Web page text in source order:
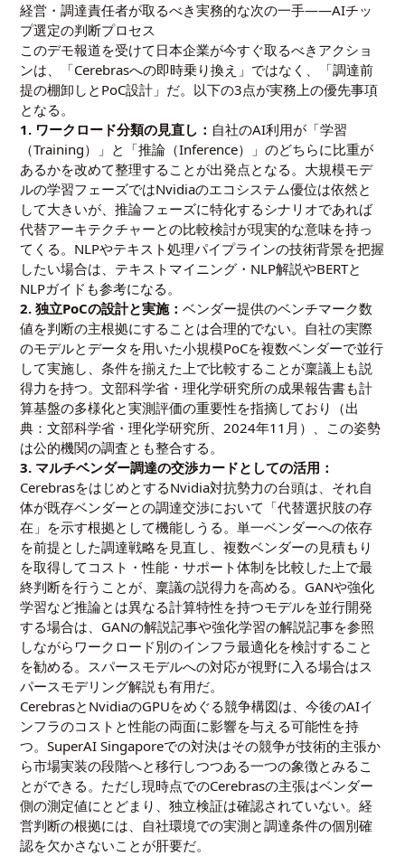
経営・調達責任者が取るべき実務的な次の一手——AIチッ
プ選定の判断プロセス
このデモ報道を受けて日本企業が今すぐ取るべきアクショ
ンは、「Cerebrasへの即時乗り換え」ではなく、「調達前
提の棚卸しとPoC設計」だ。以下の3点が実務上の優先事項
となる。
1. ワークロード分類の見直し： 自社のAI利用が「学習
（Training）」と「推論（Inference）」のどちらに比重が
あるかを改めて整理することが出発点となる。大規模モデ
ルの学習フェーズではNvidiaのエコシステム優位は依然と
して大きいが、推論フェーズに特化するシナリオであれば
代替アーキテクチャーとの比較検討が現実的な意味を持っ
てくる。NLPやテキスト処理パイプラインの技術背景を把握
したい場合は、 テキストマイニング・NLP解説やBERTと
NLPガイド も参考になる。
2. 独立PoCの設計と実施：ベンダー提供のベンチマーク数
値を判断の主根拠にすることは合理的でない。自社の実際
のモデルとデータを用いた小規模PoCを複数ベンダーで並行
して実施し、条件を揃えた上で比較することが稟議上も説
得力を持つ。文部科学省・理化学研究所の成果報告書も計
算基盤の多様化と実測評価の重要性を指摘しており（出
典：文部科学省・理化学研究所、2024年11月 ）、この姿勢
は公的機関の調査とも整合する。
3. マルチベンダー調達の交渉カードとしての活用：
CerebrasをはじめとするNvidia対抗勢力の台頭は、それ自
体が既存ベンダーとの調達交渉において「代替選択肢の存
在」を示す根拠として機能しうる。単一ベンダーへの依存
を前提とした調達戦略を見直し、複数ベンダーの見積もり
を取得してコスト・性能・サポート体制を比較した上で最
終判断を行うことが、稟議の説得力を高める。GANや強化
学習など推論とは異なる計算特性を持つモデルを並行開発
する場合は、 GANの解説記事や強化学習の解説記事を参照
しながらワークロード別のインフラ最適化を検討すること
を勧める。スパースモデルへの対応が視野に入る場合はス
パースモデリング解説も有用だ。
CerebrasとNvidiaのGPUをめぐる競争構図は、今後のAIイ
ンフラのコストと性能の両面に影響を与える可能性を持
つ。SuperAI Singaporeでの対決はその競争が技術的主張か
ら市場実装の段階へと移行しつつある一つの象徴とみるこ
とができる。ただし現時点でのCerebrasの主張はベンダー
側の測定値にとどまり、独立検証は確認されていない。経
営判断の根拠には、自社環境での実測と調達条件の個別確
認を欠かさないことが肝要だ。